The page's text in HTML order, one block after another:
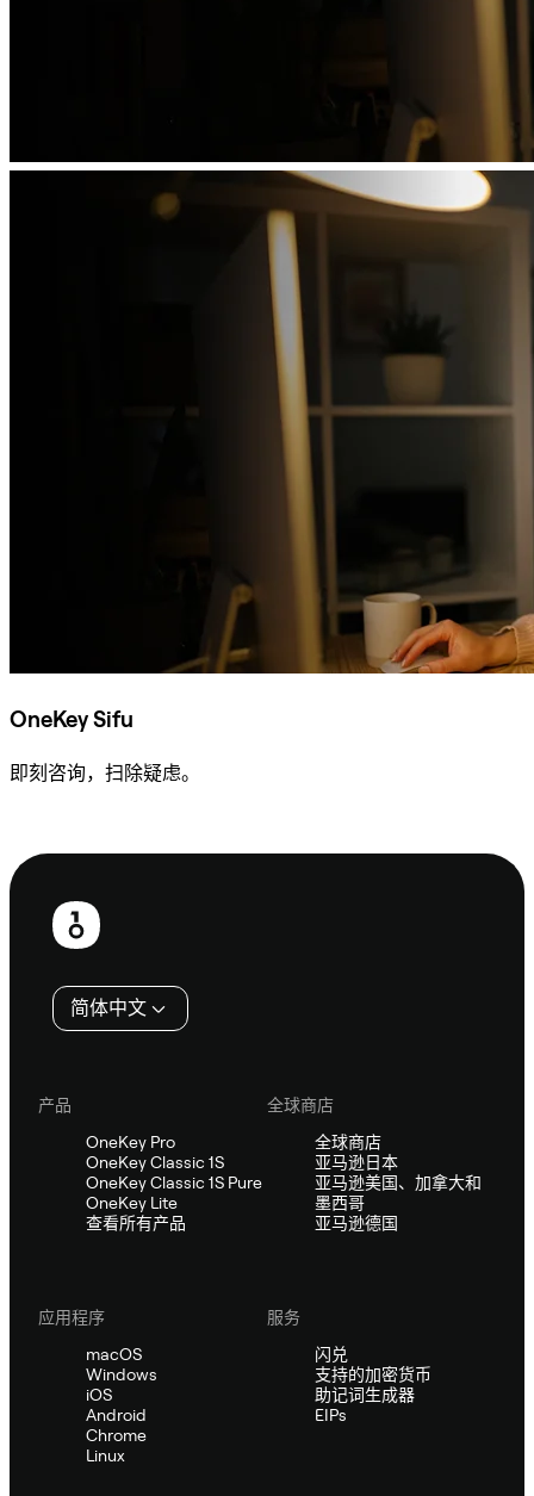
OneKey Sifu
即刻咨询，扫除疑虑。
页
简体中文
产品
OneKey Pro
OneKey Classic 1S
OneKey Classic 1S Pure
OneKey Lite
查看所有产品
全球商店
全球商店
亚马逊日本
亚马逊美国、加拿大和
墨西哥
亚马逊德国
应用程序
macOS
Windows
iOS
Android
Chrome
Linux
服务
闪兑
支持的加密货币
助记词生成器
EIPs